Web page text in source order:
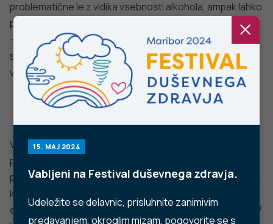
Stopite v stik z nami
Ne najdete odgovora na vaše vprašanje? Zastavite nam
vprašanje!
POŠLJI VPRAŠANJE
Facebook Twitter